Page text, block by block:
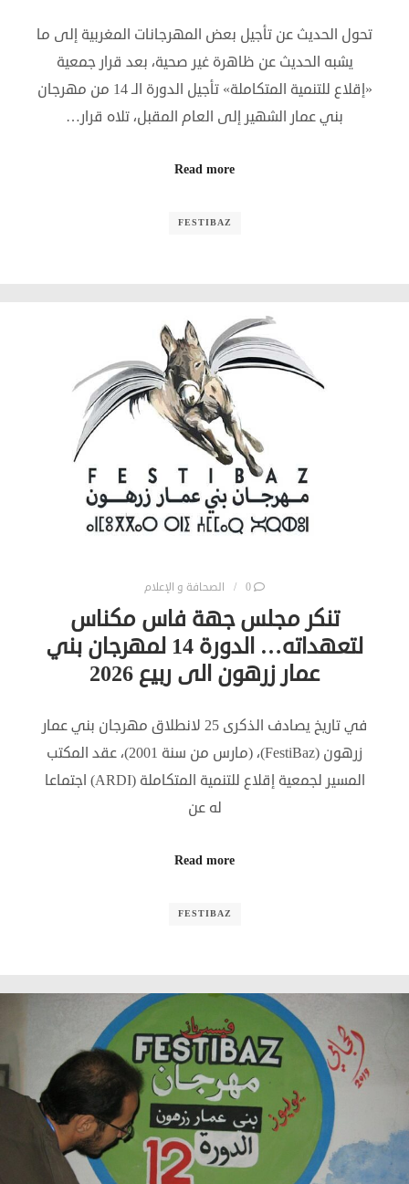
تحول الحديث عن تأجيل بعض المهرجانات المغربية إلى ما
يشبه الحديث عن ظاهرة غير صحية، بعد قرار جمعية
«إقلاع للتنمية المتكاملة» تأجيل الدورة الـ 14 من مهرجان
بني عمار الشهير إلى العام المقبل، تلاه قرار…
Read more
FESTIBAZ
الصحافة و الإعلام
تنكر مجلس جهة فاس مكناس
لتعهداته… الدورة 14 لمهرجان بني
عمار زرهون الى ربيع 2026
في تاريخ يصادف الذكرى 25 لانطلاق مهرجان بني عمار
زرهون (FestiBaz)، (مارس من سنة 2001)، عقد المكتب
المسير لجمعية إقلاع للتنمية المتكاملة (ARDI) اجتماعا
له عن
Read more
FESTIBAZ